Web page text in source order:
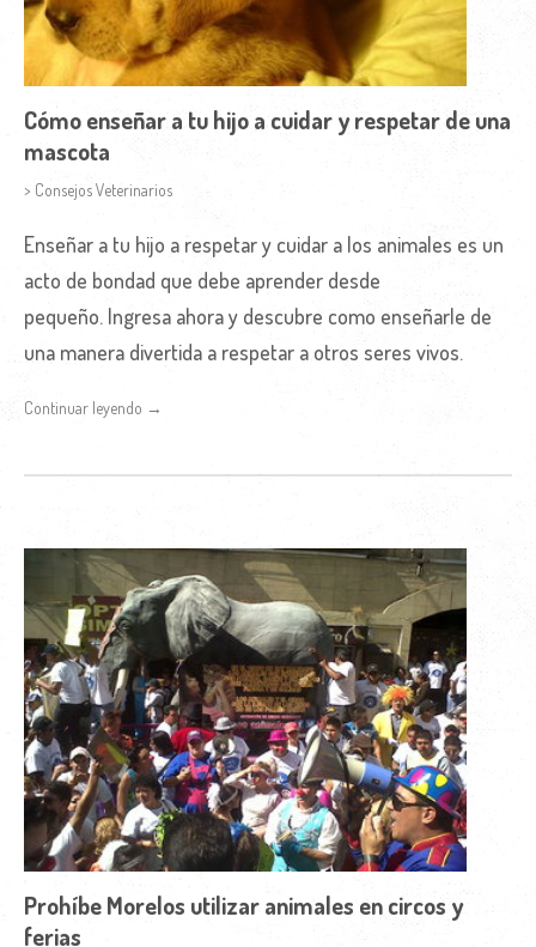
Cómo enseñar a tu hijo a cuidar y respetar de una
mascota
> Consejos Veterinarios
Enseñar a tu hijo a respetar y cuidar a los animales es un
acto de bondad que debe aprender desde
pequeño. Ingresa ahora y descubre como enseñarle de
una manera divertida a respetar a otros seres vivos.
Continuar leyendo →
Prohíbe Morelos utilizar animales en circos y
ferias